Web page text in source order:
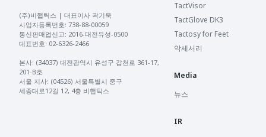
(주)비햅틱스 | 대표이사 곽기욱
사업자등록번호: 738-88-00059
통신판매업신고: 2016-대전유성-0500
대표번호: 02-6326-2466
본사: (34037) 대전광역시 유성구 갑천로 361-17,
201-B호
서울 지사: (04526) 서울특별시 중구
세종대로12길 12, 4층 비햅틱스
TactVisor
TactGlove DK3
Tactosy for Feet
악세서리
Media
뉴스
IR